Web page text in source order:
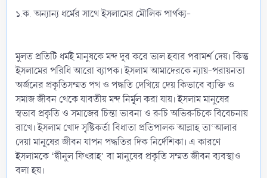
১.ক. অন্যান্য ধর্মের সাথে ইসলামের মৌলিক পার্থক্য-
মুলত প্রতিটি ধর্মই মানুষকে মন্দ দূর করে ভাল হবার পরামর্শ দেয়। কিন্তু
ইসলামের পরিধি আরো ব্যাপক। ইসলাম আমাদেরকে ন্যায়-পরায়নতা
অর্জনের প্রকৃতিসম্মত পথ ও পদ্ধতি দেখিয়ে দেয় কিভাবে ব্যক্তি ও
সমাজ জীবন থেকে যাবতীয় মন্দ নির্মূল করা যায়। ইসলাম মানুষের
স্বভাব প্রকৃতি ও সমাজের চিন্তা ভাবনা ও রুচি অভিরুচিকে বিবেচনায়
রাখে। ইসলাম খোদ সৃষ্টিকর্তা বিধাতা প্রতিপালক আল্লাহ তা‘আলার
দেয়া মানুষের জীবন যাপন পদ্ধতির দিক নির্দেশিকা। এ কারণে
ইসলামকে ‘দ্বীনুল ফিৎরাহ’ বা মানুষের প্রকৃতি সম্মত জীবন ব্যবস্থাও
বলা হয়।